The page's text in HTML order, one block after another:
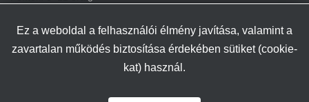
Ez a weboldal a felhasználói élmény javítása, valamint a
zavartalan működés biztosítása érdekében sütiket (cookie-
kat) használ.